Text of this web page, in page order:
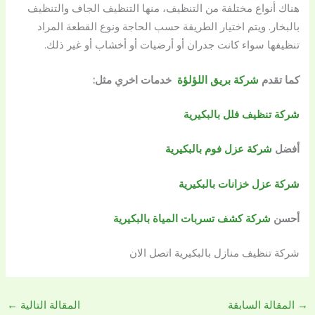
هناك أنواع مختلفة من التنظيف، منها التنظيف الجاف والتنظيف
بالبخار. ويتم اختيار الطريقة حسب الحاجة ونوع القطعة المراد
تنظيفها سواء كانت جدران أو أرضيات أو أخشاب أو غير ذلك.
كما تقدم شركة بريق اللؤلؤة خدمات اخري مثل:
شركة تنظيف فلل بالبكيرية
أفضل شركة عزل فوم بالبكيرية
شركة عزل خزانات بالبكيرية
أحسن شركة كشف تسربات المياة بالبكيرية
شركة تنظيف منازل بالبكيرية اتصل الان
→ المقالة السابقة المقالة التالية ←